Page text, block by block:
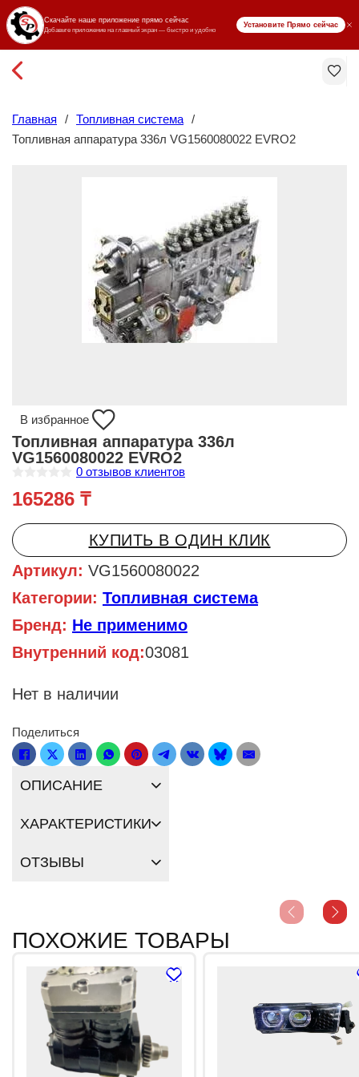
₸ KZT
Главная / Топливная система /
Топливная аппаратура 336л VG1560080022 EVRO2
В избранное
Топливная аппаратура 336л
VG1560080022 EVRO2
ц
е
к
а
0
и
з
5
0 отзывов клиентов
165286 ₸
КУПИТЬ В ОДИН КЛИК
Артикул: VG1560080022
Категории: Топливная система
Бренд: Не применимо
Внутренний код:03081
Нет в наличии
Поделиться
ОПИСАНИЕ
ХАРАКТЕРИСТИКИ
ОТЗЫВЫ
ПОХОЖИЕ ТОВАРЫ